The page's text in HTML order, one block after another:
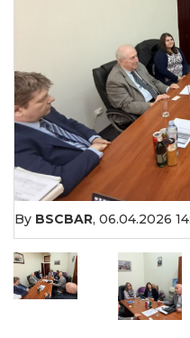
By BSCBAR, 06.04.2026